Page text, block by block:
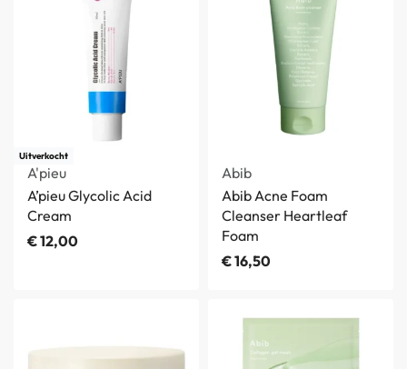
Uitverkocht
A'pieu
A’pieu Glycolic Acid
Cream
€12,00
Abib
Abib Acne Foam
Cleanser Heartleaf
Foam
€16,50